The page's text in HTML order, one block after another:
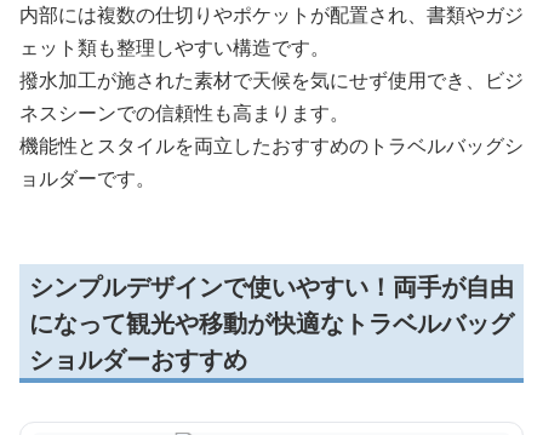
内部には複数の仕切りやポケットが配置され、書類やガジ
ェット類も整理しやすい構造です。
撥水加工が施された素材で天候を気にせず使用でき、ビジ
ネスシーンでの信頼性も高まります。
機能性とスタイルを両立したおすすめのトラベルバッグシ
ョルダーです。
シンプルデザインで使いやすい！両手が自由
になって観光や移動が快適なトラベルバッグ
ショルダーおすすめ